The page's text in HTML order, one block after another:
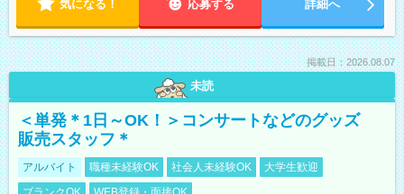
気になる！ 応募する 詳細へ
掲載日：2026.08.07
未読
＜単発＊1日～OK！＞コンサートなどのグッズ
販売スタッフ＊
アルバイト 職種未経験OK 社会人未経験OK
大学生歓迎